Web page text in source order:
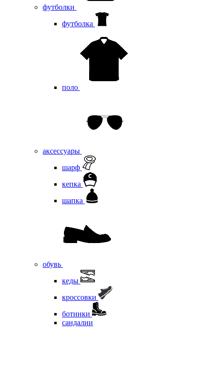
футболки
футболка
поло
аксессуары
шарф
кепка
шапка
обувь
кеды
кроссовки
ботинки
сандалии